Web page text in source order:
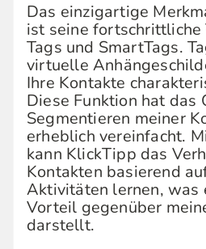
Das einzigartige
ist seine fortschrittliche
Tags und SmartTags.
virtuelle
Ihre Kontakte
Diese Funktion hat das
Segmentieren meiner
erheblich vereinfacht.
kann KlickTipp das
Kontakten basierend
Aktivitäten lernen, was
Vorteil gegenüber
darstellt.